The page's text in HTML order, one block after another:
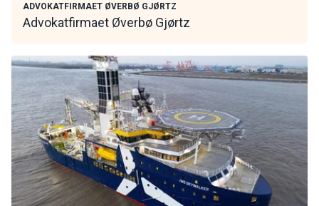
ADVOKATFIRMAET ØVERBØ GJØRTZ
Advokatfirmaet Øverbø Gjørtz